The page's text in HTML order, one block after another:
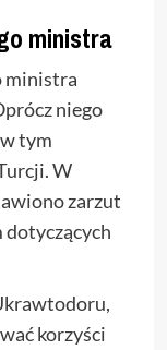
ministra
ministra
niego
tym
W
zarzut
dotyczących
korzyści